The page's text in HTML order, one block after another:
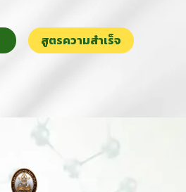
สูตรความสำเร็จ